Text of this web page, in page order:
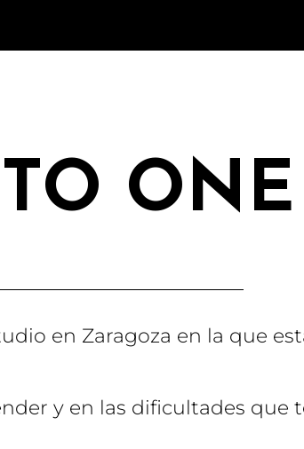
ONE
en Zaragoza en la que
y en las dificultades que